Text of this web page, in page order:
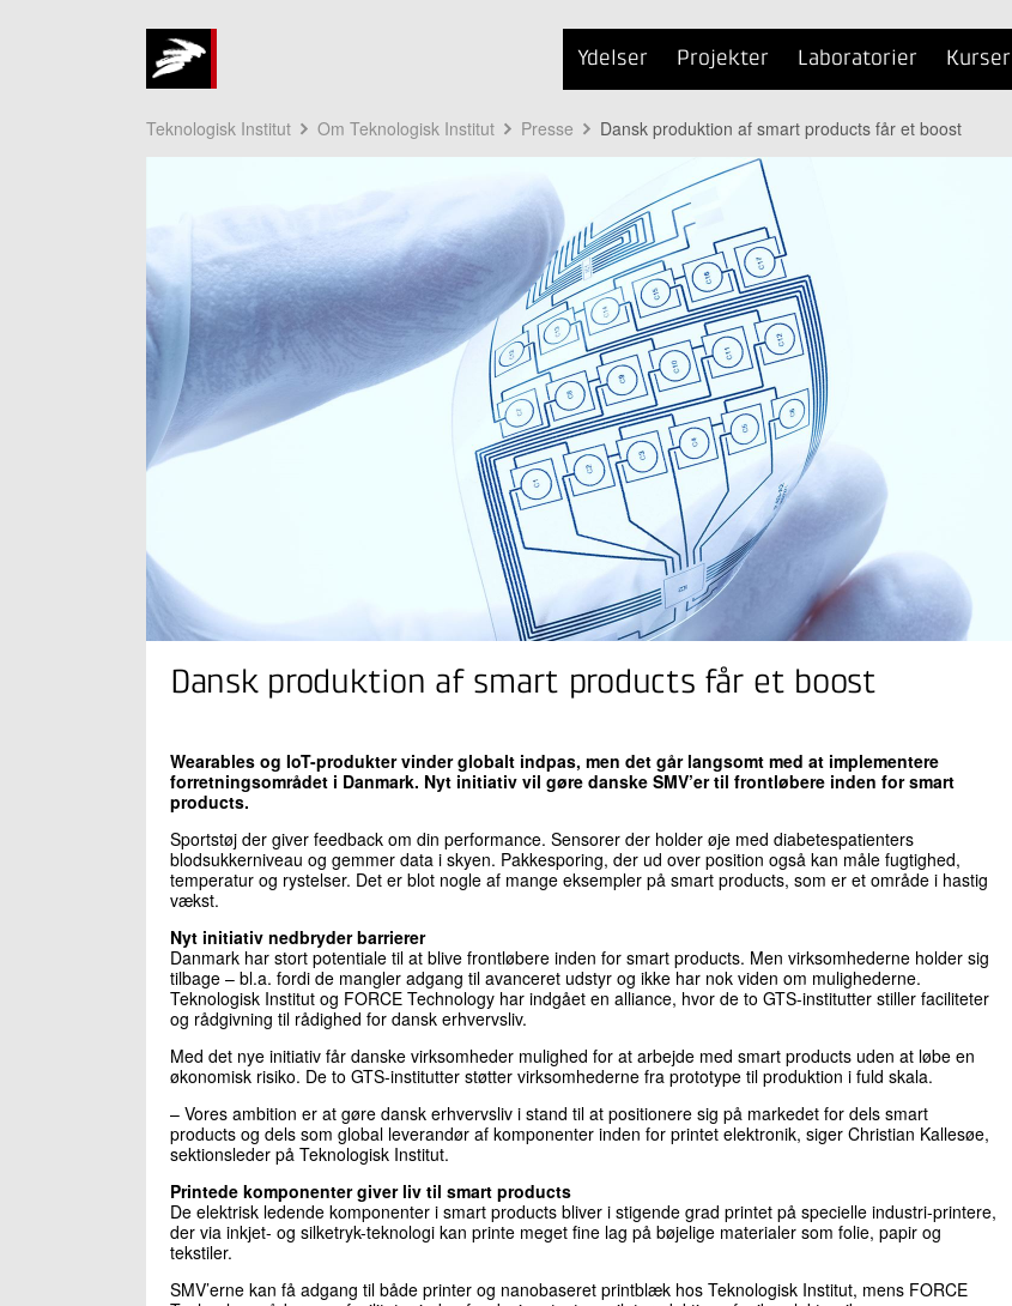
Ydelser Projekter Laboratorier Kurser
Teknologisk Institut Om Teknologisk Institut Presse Dansk produktion af smart products får et boost
Dansk produktion af smart products får et boost
Wearables og IoT-produkter vinder globalt indpas, men det går langsomt med at implementere
forretningsområdet i Danmark. Nyt initiativ vil gøre danske SMV’er til frontløbere inden for smart
products.
Sportstøj der giver feedback om din performance. Sensorer der holder øje med diabetespatienters
blodsukkerniveau og gemmer data i skyen. Pakkesporing, der ud over position også kan måle fugtighed,
temperatur og rystelser. Det er blot nogle af mange eksempler på smart products, som er et område i hastig
vækst.
Nyt initiativ nedbryder barrierer
Danmark har stort potentiale til at blive frontløbere inden for smart products. Men virksomhederne holder sig
tilbage – bl.a. fordi de mangler adgang til avanceret udstyr og ikke har nok viden om mulighederne.
Teknologisk Institut og FORCE Technology har indgået en alliance, hvor de to GTS-institutter stiller faciliteter
og rådgivning til rådighed for dansk erhvervsliv.
Med det nye initiativ får danske virksomheder mulighed for at arbejde med smart products uden at løbe en
økonomisk risiko. De to GTS-institutter støtter virksomhederne fra prototype til produktion i fuld skala.
– Vores ambition er at gøre dansk erhvervsliv i stand til at positionere sig på markedet for dels smart
products og dels som global leverandør af komponenter inden for printet elektronik, siger Christian Kallesøe,
sektionsleder på Teknologisk Institut.
Printede komponenter giver liv til smart products
De elektrisk ledende komponenter i smart products bliver i stigende grad printet på specielle industri-printere,
der via inkjet- og silketryk-teknologi kan printe meget fine lag på bøjelige materialer som folie, papir og
tekstiler.
SMV’erne kan få adgang til både printer og nanobaseret printblæk hos Teknologisk Institut, mens FORCE